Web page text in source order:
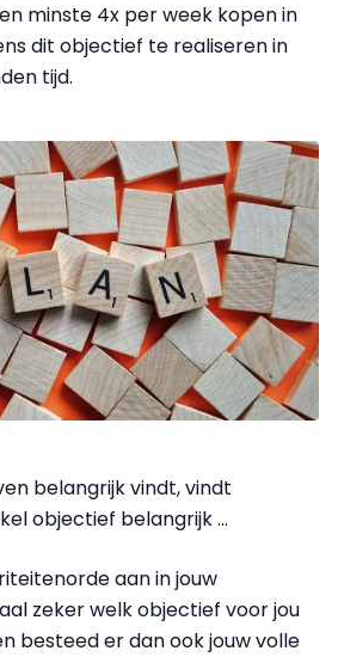
minste 4x per week kopen in
dit objectief te realiseren in
tijd.
belangrijk vindt, vindt
objectief belangrijk …
aan in jouw
zeker welk objectief voor jou
besteed er dan ook jouw volle